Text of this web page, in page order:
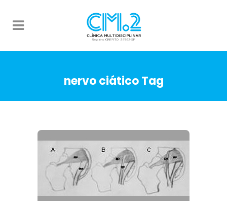
nervo ciático Tag